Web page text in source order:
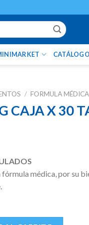
/ FORMULA
CAJA X 30
médica, por su
cantidad